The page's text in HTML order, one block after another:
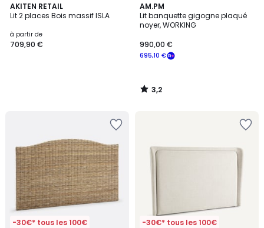
AKITEN RETAIL
Lit 2 places Bois massif ISLA
à partir de
709,90 €
AM.PM
Lit banquette gigogne plaqué
noyer, WORKING
695,10 €
990,00 €
3,2
/ 5
3,2
/
-30€* tous les 100€ -30€* tous les 100€